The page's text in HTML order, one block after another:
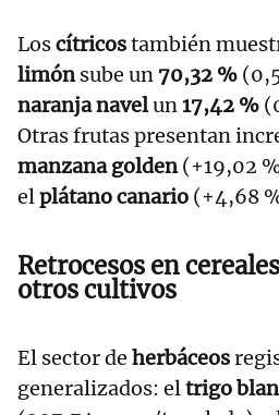
Loscítricostambién
limónsube un 70,32 %
naranja navelun17,42 %
Otras frutas presentan
manzana golden(+19,02
elplátano canario (+4,68
Retrocesos en
otros cultivos
El sector de herbáceos
generalizados: eltrigo